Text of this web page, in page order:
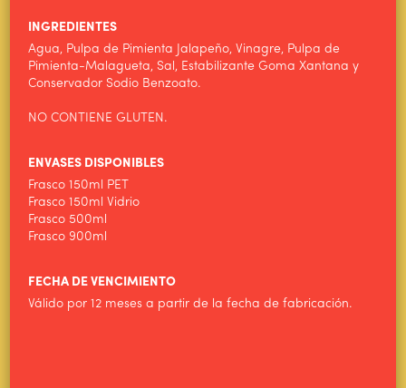
PRODUCTOS
NOTICIAS
INGREDIENTES
Agua, Pulpa de Pimienta Jalapeño, Vinagre, Pulpa de
Pimienta-Malagueta, Sal, Estabilizante Goma Xantana y
Conservador Sodio Benzoato.
NO CONTIENE GLUTEN.
ENVASES DISPONIBLES
Frasco 150ml PET
Frasco 150ml Vidrio
Frasco 500ml
Frasco 900ml
FECHA DE VENCIMIENTO
Válido por 12 meses a partir de la fecha de fabricación.